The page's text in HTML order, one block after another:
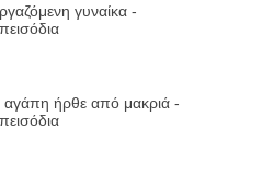
γυναίκα -
αγάπη ήρθε από μακριά -